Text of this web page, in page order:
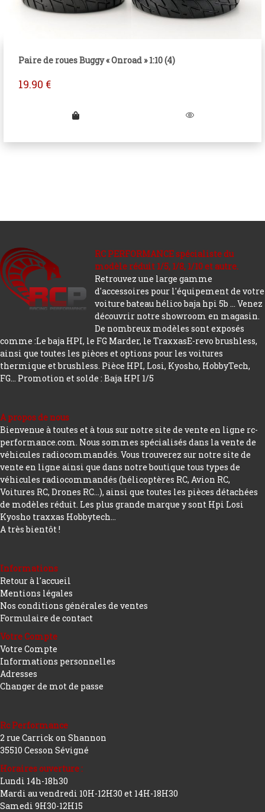
Paire de roues Buggy « Onroad » 1:10 (4)
19.90 €
RC PERFORMANCE spécialiste du
modèle réduit 1/5, 1/8, 1/10 et autre.
Retrouvez une large gamme
d'accessoires pour l'équipement de votre
voiture bateau hélico baja hpi 5b ... Venez
découvrir notre showroom en magasin.
De nombreux modèles sont exposés
comme :Le baja HPI, le FG Marder, le TraxxasE-revo brushless,
ainsi que toutes les pièces et options pour les voitures
thermique et brushless. Pièce HPI, Losi, Kyosho, HobbyTech,
FG... Promotion et solde : Baja HPI 1/5
A propos de nous
Bienvenue à toutes et à tous sur notre site de vente en ligne rc-
performance.com. Nous sommes spécialisés dans la vente de
véhicules radiocommandés. Vous trouverez sur notre site de
vente en ligne ainsi que dans notre boutique tous types de
véhicules radiocommandés (hélicoptères RC, Avion RC,
Voitures RC, Drones RC…), ainsi que toutes les pièces détachées
de modèles réduit. Les plus grande marque y sont Hpi Losi
Kyosho traxxas Hobbytech...
A très bientôt !
Informations
Retour à l'accueil
Mentions légales
Nos conditions générales de ventes
Formulaire de contact
Votre Compte
Votre Compte
Informations personnelles
Adresses
Changer de mot de passe
Rc Performance
2 rue Carrick on Shannon
35510 Cesson Sévigné
Horaires ouverture :
Lundi 14h-18h30
Mardi au vendredi 10H-12H30 et 14H-18H30
Samedi 9H30-12H15